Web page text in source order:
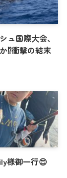
ュ国際大会、
⁉️衝撃の結末
様御一行😊